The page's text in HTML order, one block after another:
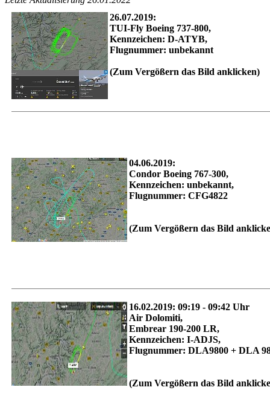
26.07.2019:
TUI-Fly Boeing 737-800,
Kennzeichen: D-ATYB,
Flugnummer: unbekannt
(Zum Vergößern das Bild anklicken)
04.06.2019:
Condor Boeing 767-300,
Kennzeichen: unbekannt,
Flugnummer: CFG4822
(Zum Vergößern das Bild
16.02.2019: 09:19 - 09:42 Uhr
Air Dolomiti,
Embrear 190-200 LR,
Kennzeichen: I-ADJS,
Flugnummer: DLA9800 + DLA
(Zum Vergößern das Bild